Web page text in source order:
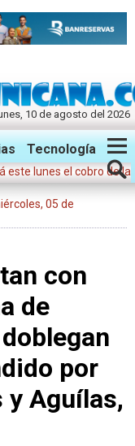
10 de agosto del 2026
Tecnología
lunes el cobro de la
05 de
con
de
por
y Aguílas,